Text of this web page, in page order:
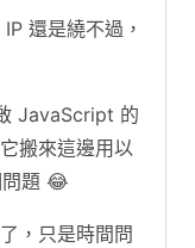
還是繞不過，
JavaScript 的
搬來這邊用以
題 😂
，只是時間問